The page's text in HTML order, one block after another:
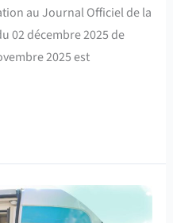
au Journal Officiel de la
02 décembre 2025 de
2025 est